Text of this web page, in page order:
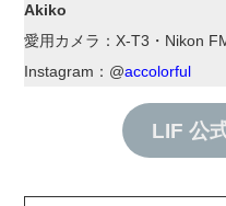
Akiko
愛用カメラ：X-T3・Nikon
Instagram：@accolorful
LIF 公